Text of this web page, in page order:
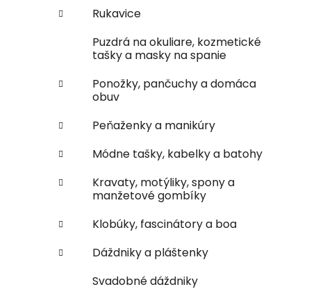
Rukavice
Puzdrá na okuliare, kozmetické
tašky a masky na spanie
Ponožky, pančuchy a domáca
obuv
Peňaženky a manikúry
Módne tašky, kabelky a batohy
Kravaty, motýliky, spony a
manžetové gombíky
Klobúky, fascinátory a boa
Dáždniky a pláštenky
Svadobné dáždniky